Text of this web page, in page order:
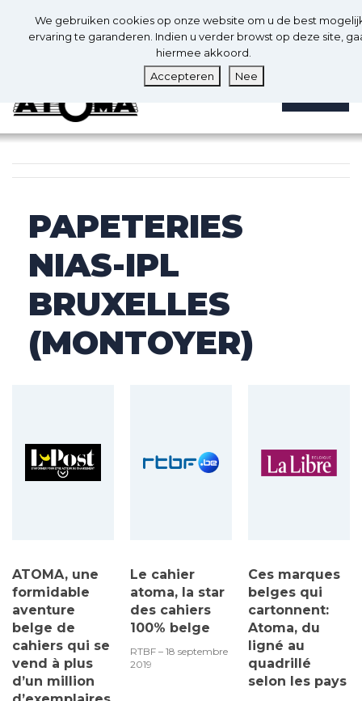
Nl
0 0
PAPETERIES
NIAS-IPL
BRUXELLES
(MONTOYER)
ATOMA, une
formidable
aventure
belge de
cahiers qui se
vend à plus
d’un million
Le cahier
atoma, la star
des cahiers
100% belge
RTBF – 18 septembre
2019
Ces marques
belges qui
cartonnent:
Atoma, du
ligné au
quadrillé
selon les pays
We gebruiken cookies op onze website om u de best
ervaring te garanderen. Indien u verder browst op deze site,
hiermee akkoord.
Accepteren
Nee